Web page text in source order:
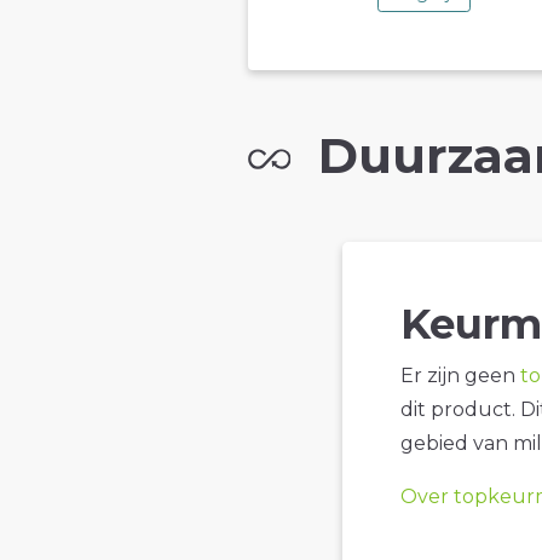
Er zijn geen
dit product.
gebied van
Over